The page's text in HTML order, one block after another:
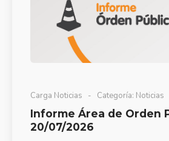
Carga Noticias Categoría: Noticias
Informe Área de Orden
20/07/2026